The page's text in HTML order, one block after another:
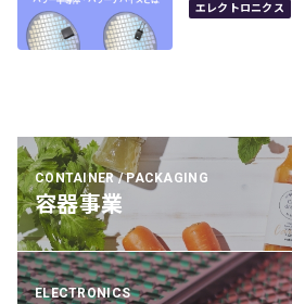
エレクトロニクス
CONTAINER / PACKAGING
容器事業
ELECTRONICS